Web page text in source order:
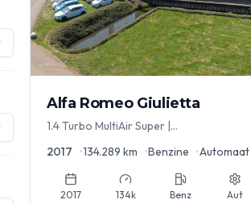
Alfa Romeo Giulietta
1.4 Turbo MultiAir Super |
2017 •134.289 km •Benzine •Automaat
2017 134k Benz Aut